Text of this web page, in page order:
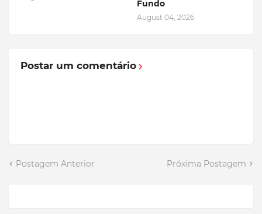
Fundo
August 04, 2026
Postar um comentário
Postagem Anterior Próxima Postagem